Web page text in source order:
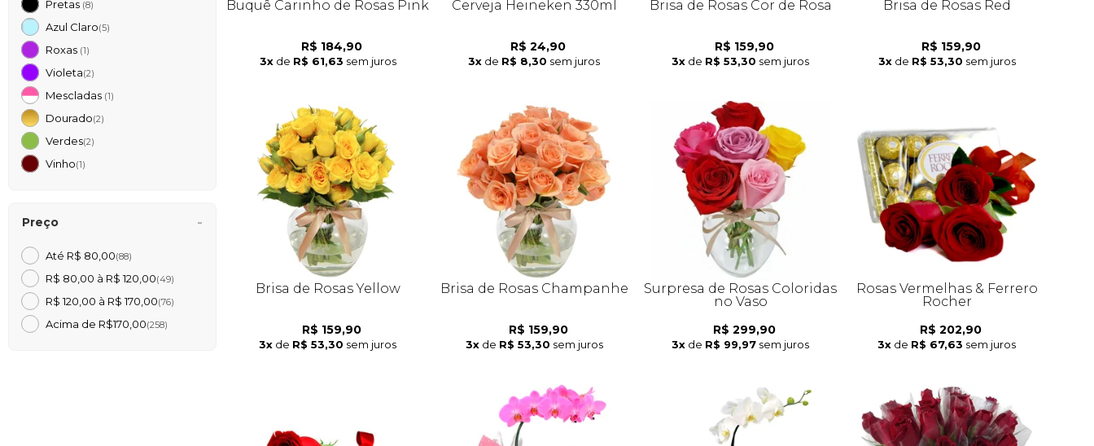
Pretas (8)
Azul Claro(5)
Roxas (1)
Violeta(2)
Mescladas (1)
Dourado(2)
Verdes(2)
Vinho(1)
Preço
Até R$ 80,00(88)
R$ 80,00 à R$ 120,00(49)
R$ 120,00 à R$ 170,00(76)
Acima de R$170,00(258)
Buquê Carinho de Rosas Pink
R$ 184,90
3x de R$ 61,63 sem juros
Cerveja Heineken 330ml
R$ 24,90
3x de R$ 8,30 sem juros
Brisa de Rosas Cor de Rosa
R$ 159,90
3x de R$ 53,30 sem juros
Brisa de Rosas Red
R$ 159,90
3x de R$ 53,30 sem juros
Brisa de Rosas Yellow
R$ 159,90
3x de R$ 53,30 sem juros
Brisa de Rosas Champanhe
R$ 159,90
3x de R$ 53,30 sem juros
Surpresa de Rosas Coloridas
no Vaso
R$ 299,90
3x de R$ 99,97 sem juros
Rosas Vermelhas & Ferrero
Rocher
R$ 202,90
3x de R$ 67,63 sem juros